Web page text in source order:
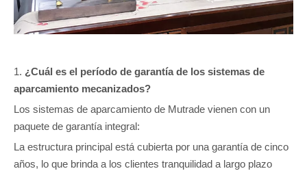
1. ¿Cuál es el período de garantía de los sistemas de
aparcamiento mecanizados?
Los sistemas de aparcamiento de Mutrade vienen con un
paquete de garantía integral:
La estructura principal está cubierta por una garantía de cinco
años, lo que brinda a los clientes tranquilidad a largo plazo